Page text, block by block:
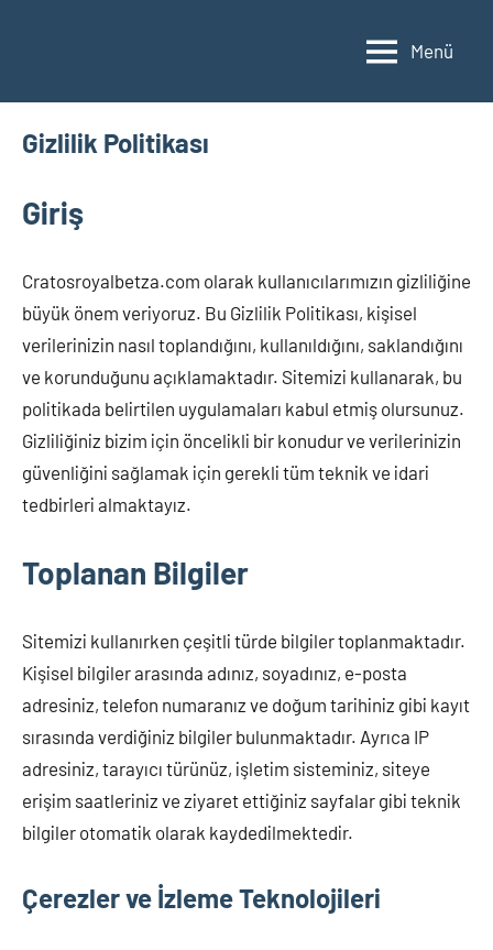
Menü
Gizlilik Politikası
Giriş
Cratosroyalbetza.com olarak kullanıcılarımızın gizliliğine
büyük önem veriyoruz. Bu Gizlilik Politikası, kişisel
verilerinizin nasıl toplandığını, kullanıldığını, saklandığını
ve korunduğunu açıklamaktadır. Sitemizi kullanarak, bu
politikada belirtilen uygulamaları kabul etmiş olursunuz.
Gizliliğiniz bizim için öncelikli bir konudur ve verilerinizin
güvenliğini sağlamak için gerekli tüm teknik ve idari
tedbirleri almaktayız.
Toplanan Bilgiler
Sitemizi kullanırken çeşitli türde bilgiler toplanmaktadır.
Kişisel bilgiler arasında adınız, soyadınız, e-posta
adresiniz, telefon numaranız ve doğum tarihiniz gibi kayıt
sırasında verdiğiniz bilgiler bulunmaktadır. Ayrıca IP
adresiniz, tarayıcı türünüz, işletim sisteminiz, siteye
erişim saatleriniz ve ziyaret ettiğiniz sayfalar gibi teknik
bilgiler otomatik olarak kaydedilmektedir.
Çerezler ve İzleme Teknolojileri